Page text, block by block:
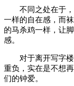
不同之处在于，
一样的自在感，而
的马杀鸡一样，让
感。
对于离开写字楼
重负，实在是不想
们的钟爱。